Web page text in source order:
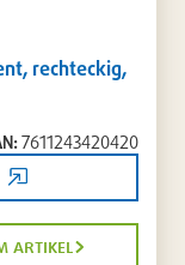
rechteckig,
7611243420420
artikel